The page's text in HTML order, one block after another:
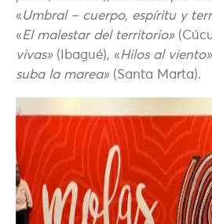
«Umbral – cuerpo, espíritu y
«El malestar del territorio»
vivas» (Ibagué), «Hilos al viento»
suba la marea» (Santa Marta).